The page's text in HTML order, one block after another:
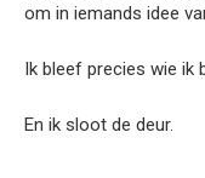
om in iemands idee
Ik bleef precies wie ik
En ik sloot de deur.